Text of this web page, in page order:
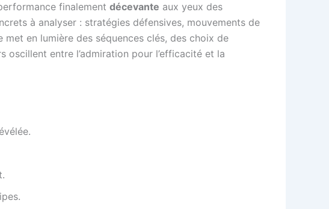
finalement décevante aux yeux des
à analyser : stratégies défensives, mouvements de
en lumière des séquences clés, des choix de
oscillent entre l’admiration pour l’efficacité et la